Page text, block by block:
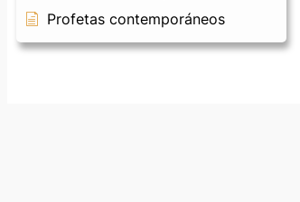
Profetas contemporáneos